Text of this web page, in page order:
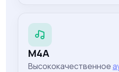
M4A
Высококачественное